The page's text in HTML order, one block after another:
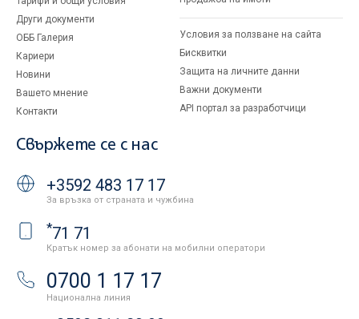
Други документи
ОББ Галерия
Кариери
Новини
Вашето мнение
Контакти
Условия за ползване на сайта
Бисквитки
Защита на личните данни
Важни документи
API портал за разработчици
Свържете се с нас
+3592 483 17 17
За връзка от страната и чужбина
*71 71
Кратък номер за абонати на мобилни оператори
0700 1 17 17
Национална линия